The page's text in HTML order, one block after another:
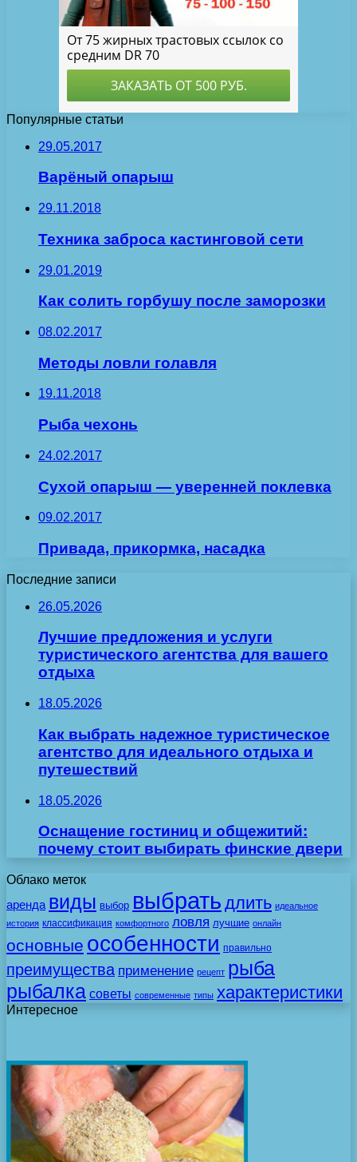
Популярные статьи
29.05.2017
Варёный опарыш
29.11.2018
Техника заброса кастинговой сети
29.01.2019
Как солить горбушу после заморозки
08.02.2017
Методы ловли голавля
19.11.2018
Рыба чехонь
24.02.2017
Сухой опарыш — уверенней поклевка
09.02.2017
Привада, прикормка, насадка
Последние записи
26.05.2026
Лучшие предложения и услуги
туристического агентства для вашего
отдыха
18.05.2026
Как выбрать надежное туристическое
агентство для идеального отдыха и
путешествий
18.05.2026
Оснащение гостиниц и общежитий:
почему стоит выбирать финские двери
Облако меток
аренда виды выбор выбрать длить идеальное
история классификация комфортного ловля лучшие онлайн
основные особенности правильно
преимущества применение рецепт рыба
рыбалка советы современные типы характеристики
Интересное